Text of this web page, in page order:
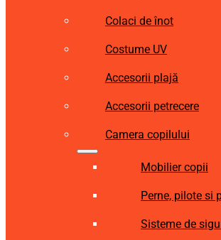
Colaci de înot
Costume UV
Accesorii plajă
Accesorii petrecere
Camera copilului
Mobilier copii
Perne, pilote si
Sisteme de